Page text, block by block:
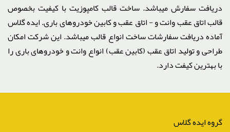
دریافت سفارش میباشد. ساخت قالب کامپوزیت با کیفیت بخصوص
قالب اتاق عقب وانت و - اتاق عقب و کابین خودروهای باری. ایده گلاس
آماده دریافت سفارشات ساخت انواع قالب میباشد. این شرکت امکان
طراحی و تولید اتاق عقب (کابین عقب) انواع وانت و خودروهای باری را
با بهترین کیفت دارد.
گروه ایده گلاس